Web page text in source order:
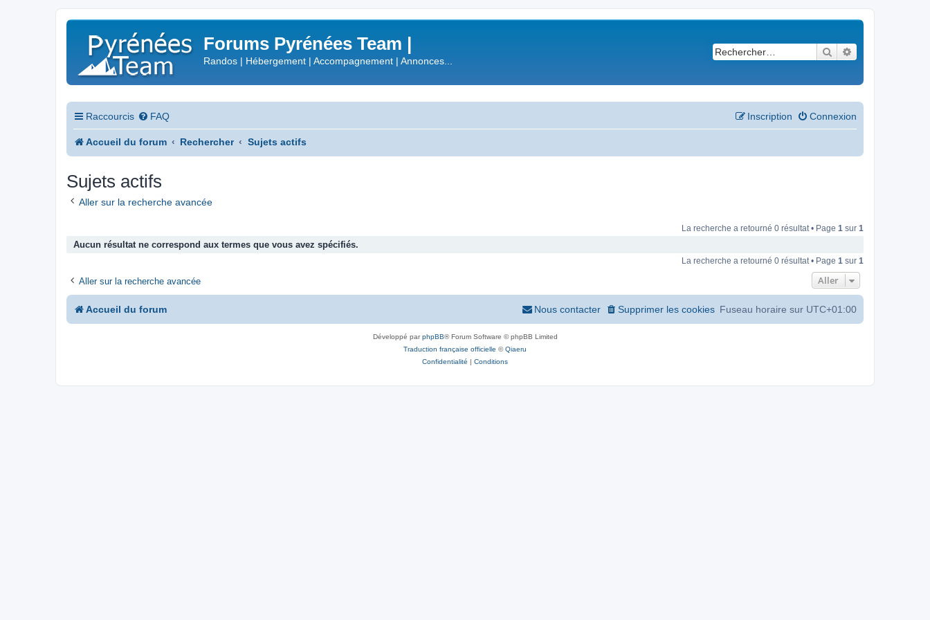
Forums Pyrénées Team |
Randos | Hébergement | Accompagnement | Annonces...
Rechercher
Raccourcis FAQ Connexion
Inscription
Accueil du forum Rechercher Sujets actifs
Sujets actifs
Aller sur la recherche avancée
La recherche a retourné 0 résultat • Page 1 sur 1
Aucun résultat ne correspond aux termes que vous avez spécifiés.
La recherche a retourné 0 résultat • Page 1 sur 1
Aller sur la recherche avancée Aller
Accueil du forum Fuseau horaire sur UTC+01:00
Supprimer les cookies
Nous contacter
Développé parphpBB® Forum Software © phpBB Limited
Traduction française officielle ©Qiaeru
Confidentialité | Conditions